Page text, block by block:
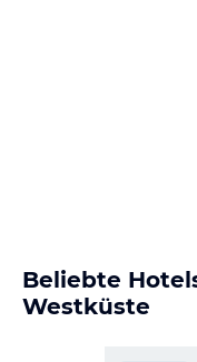
Beliebte
Westküste